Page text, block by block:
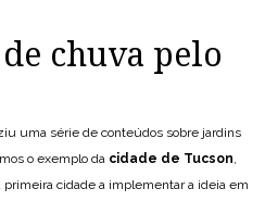
chuva pelo
uma série de conteúdos sobre jardins
o exemplo da cidade de Tucson,
primeira cidade a implementar a ideia em